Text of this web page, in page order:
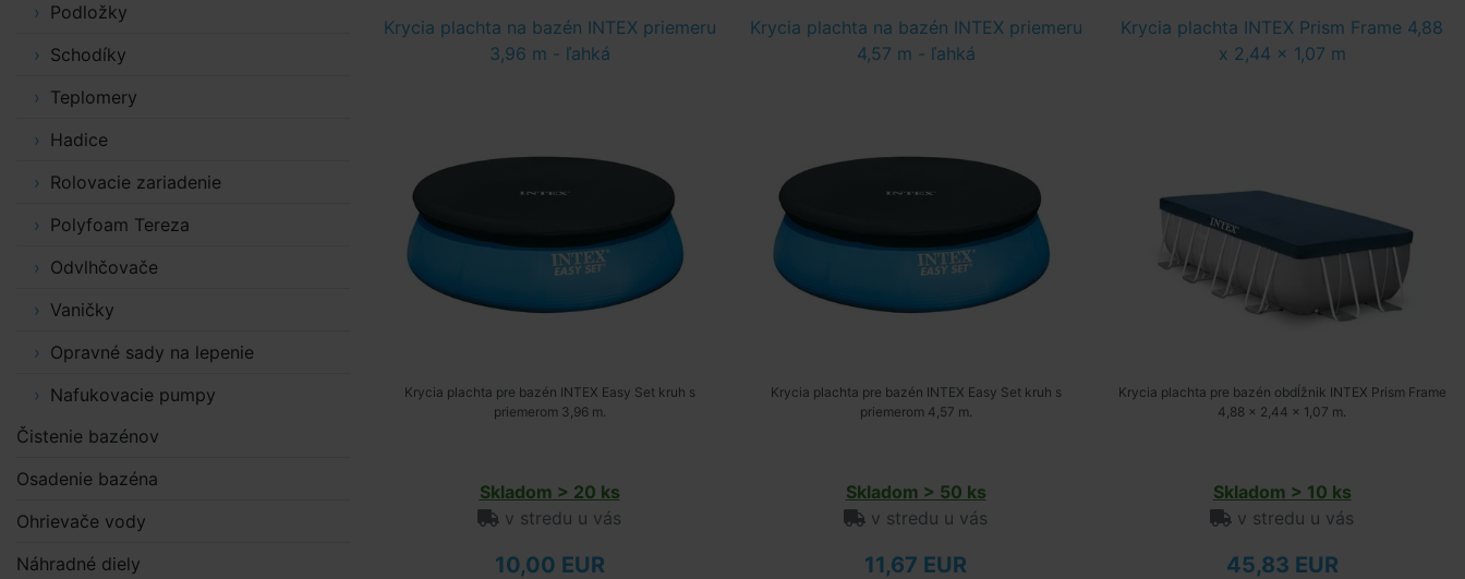
Krycia plachta na bazén INTEX priemeru
3,96 m - ľahká
Krycia plachta pre bazén INTEX Easy Set kruh s
priemerom 3,96 m.
Skladom > 20 ks
v stredu u vás
10,00 EUR
Krycia plachta na bazén INTEX priemeru
4,57 m - ľahká
Krycia plachta pre bazén INTEX Easy Set kruh s
priemerom 4,57 m.
Skladom > 50 ks
v stredu u vás
11,67 EUR
Krycia plachta INTEX Prism Frame 4,88
x 2,44 x 1,07 m
Krycia plachta pre bazén obdĺžnik INTEX Prism Frame
4,88 x 2,44 x 1,07 m.
Skladom > 10 ks
v stredu u vás
45,83 EUR
Podložky
Schodíky
Teplomery
Hadice
Rolovacie zariadenie
Polyfoam Tereza
Odvlhčovače
Vaničky
Opravné sady na lepenie
Nafukovacie pumpy
Čistenie bazénov
Osadenie bazéna
Ohrievače vody
Náhradné diely